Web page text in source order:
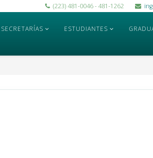
(223) 481-0046 - 481-1262
SECRETARÍAS ESTUDIANTES